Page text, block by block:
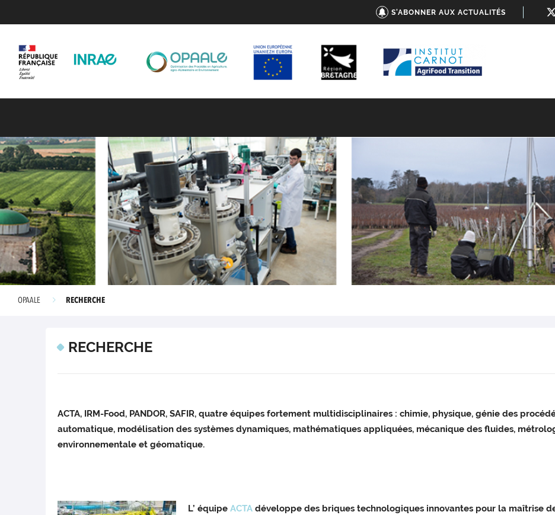
S'ABONNER AUX ACTUALITÉS
OPAALE RECHERCHE
RECHERCHE
ACTA, IRM-Food, PANDOR, SAFIR, quatre équipes fortement multidisciplinaires : chimie, physique, génie des
automatique, modélisation des systèmes dynamiques, mathématiques appliquées, mécanique des fluides,
environnementale et géomatique.
L’ équipeACTA développe des briques technologiques innovantes pour la maîtrise